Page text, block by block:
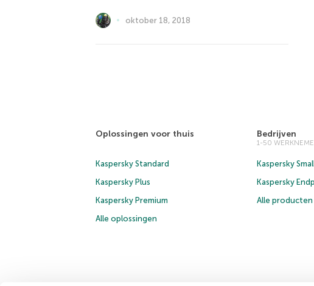
oktober 18, 2018
Oplossingen voor thuis
Kaspersky Standard
Kaspersky Plus
Kaspersky Premium
Alle oplossingen
Bedrijven
1-50
Kaspersky
Kaspersky
Alle producten